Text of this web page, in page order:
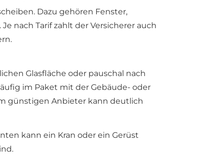
Dazu gehören Fenster,
nach Tarif zahlt der Versicherer auch
Glasfläche oder pauschal nach
im Paket mit der Gebäude- oder
günstigen Anbieter kann deutlich
kann ein Kran oder ein Gerüst